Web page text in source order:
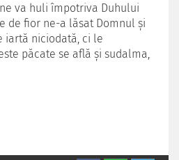
va huli împotriva Duhului
de fior ne-a lăsat Domnul şi
iartă niciodată, ci le
păcate se află şi sudalma,